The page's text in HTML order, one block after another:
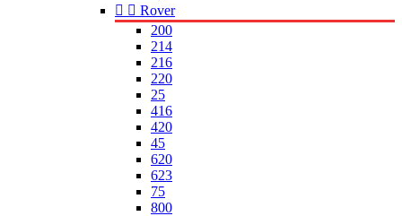
  Rover
200
214
216
220
25
416
420
45
620
623
75
800